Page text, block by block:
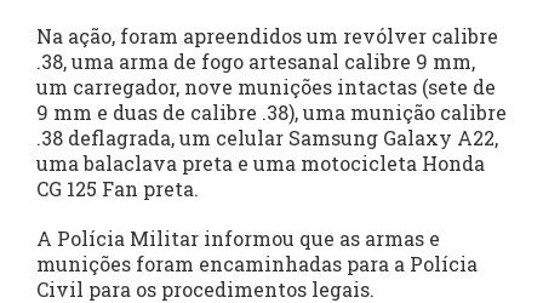
Na ação, foram apreendidos um revólver calibre
.38, uma arma de fogo artesanal calibre 9 mm,
um carregador, nove munições intactas (sete de
9 mm e duas de calibre .38), uma munição calibre
.38 deflagrada, um celular Samsung Galaxy A22,
uma balaclava preta e uma motocicleta Honda
CG 125 Fan preta.
A Polícia Militar informou que as armas e
munições foram encaminhadas para a Polícia
Civil para os procedimentos legais.